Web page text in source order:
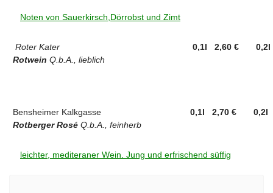
Noten von Sauerkirsch,Dörrobst und Zimt
Roter Kater
Rotwein Q.b.A., lieblich
0,1l 2,60 €
Bensheimer Kalkgasse
Rotberger Rosé Q.b.A., feinherb
0,1l 2,70 € 0,2l
leichter, mediteraner Wein. Jung und erfrischend süffig